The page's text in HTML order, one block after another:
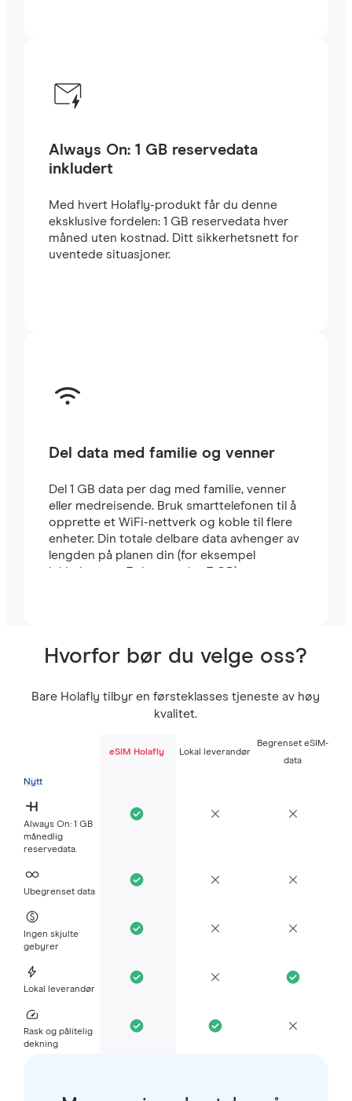
Always On: 1 GB reservedata
inkludert
Med hvert Holafly-produkt får du denne
eksklusive fordelen: 1 GB reservedata hver
måned uten kostnad. Ditt sikkerhetsnett for
uventede situasjoner.
Del data med familie og venner
Del 1 GB data per dag med familie, venner
eller medreisende. Bruk smarttelefonen til å
opprette et WiFi-nettverk og koble til flere
enheter. Din totale delbare data avhenger av
lengden på planen din (for eksempel
inkluderer en 7-dagers plan 7 GB).
Hvorfor bør du velge oss?
Bare Holafly tilbyr en førsteklasses tjeneste av høy
kvalitet.
eSIM Holafly Lokal leverandør
Begrenset eSIM-
data
Nytt
Always On: 1 GB
månedlig
reservedata.
Ubegrenset data
Ingen skjulte
gebyrer
Lokal leverandør
Rask og pålitelig
dekning